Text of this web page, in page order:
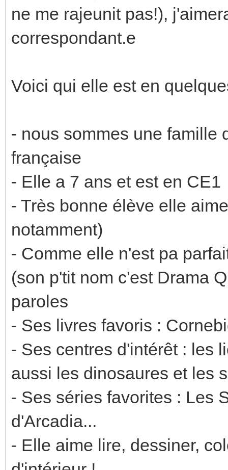
ne me rajeunit pas!),
correspondant.e
Voici qui elle est en
- nous sommes une famille
française
- Elle a 7 ans et est en CE1
- Très bonne élève elle
notamment)
- Comme elle n'est pa
(son p'tit nom c'est Drama
paroles
- Ses livres favoris :
- Ses centres d'intérêt : les
aussi les dinosaures et les
- Ses séries favorites : Les
d'Arcadia...
- Elle aime lire, dessiner,